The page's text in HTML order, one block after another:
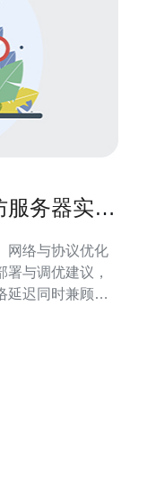
务器实现
网络与协议优化
与调优建议，
延迟同时兼顾高
发达且国际出